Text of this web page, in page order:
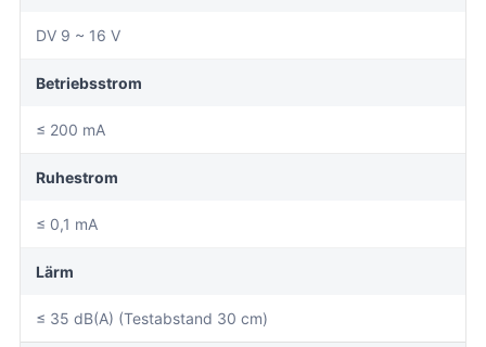
DV 9 ~ 16 V
Betriebsstrom
≤ 200 mA
Ruhestrom
≤ 0,1 mA
Lärm
≤ 35 dB(A) (Testabstand 30 cm)